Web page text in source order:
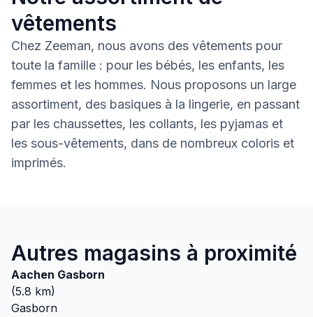
vêtements
Chez Zeeman, nous avons des vêtements pour
toute la famille : pour les bébés, les enfants, les
femmes et les hommes. Nous proposons un large
assortiment, des basiques à la lingerie, en passant
par les chaussettes, les collants, les pyjamas et
les sous-vêtements, dans de nombreux coloris et
imprimés.
Autres magasins à proximité
Aachen Gasborn
(5.8 km)
Gasborn